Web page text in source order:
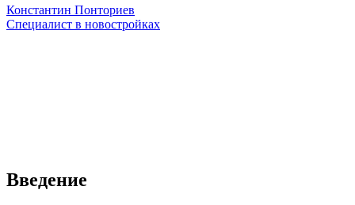
Константин Понториев
Специалист в новостройках
Введение